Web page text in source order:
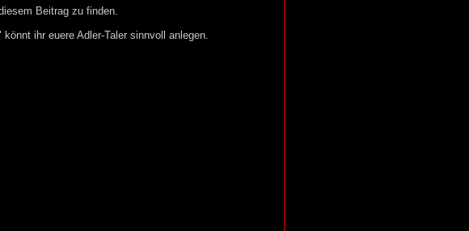
Beitrag zu finden.
ihr euere Adler-Taler sinnvoll anlegen.